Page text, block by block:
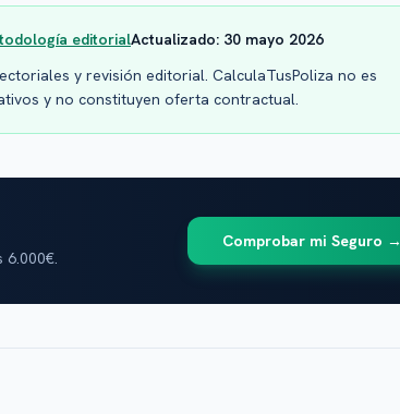
editorialActualizado: 30 mayo 2026
y revisión editorial. CalculaTusPoliza no es
y no constituyen oferta contractual.
Comprobar mi Seguro →